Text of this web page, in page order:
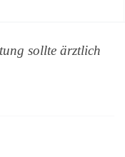
sollte ärztlich